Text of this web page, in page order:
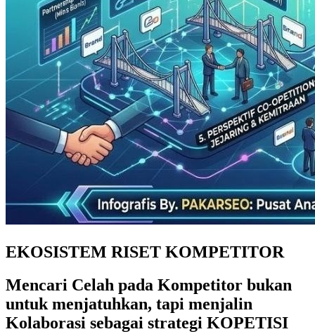
EKOSISTEM RISET KOMPETITOR
Mencari Celah pada Kompetitor bukan
untuk menjatuhkan, tapi menjalin
Kolaborasi sebagai strategi KOPETISI